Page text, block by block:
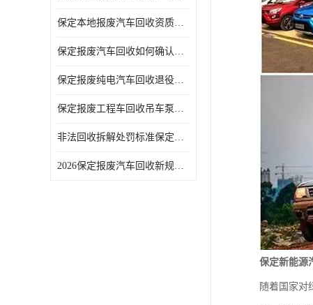
保定本地报废汽车回收资质齐全无隐形收费
保定报废汽车回收如何确认车辆完成销户
保定报废纯电汽车回收退役电池统一处置
保定报废工程车回收吊车泵车挖掘机回收拆解
非法回收拆解处罚标准保定报废车合规提示
2026保定报废汽车回收新规解读车主必看
保定新能源
随着国家对